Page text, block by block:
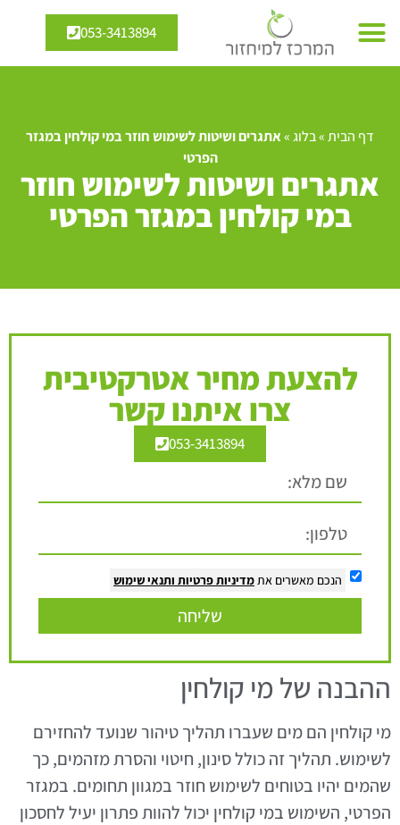
053-3413894
דף הבית»בלוג»אתגרים ושיטות לשימוש חוזר במי קולחין במגזר
הפרטי
אתגרים ושיטות לשימוש חוזר
במי קולחין במגזר הפרטי
להצעת מחיר אטרקטיבית
צרו איתנו קשר
053-3413894
הנכם מאשרים את מדיניות פרטיות ותנאי שימוש
שליחה
ההבנה של מי קולחין
מי קולחין הם מים שעברו תהליך טיהור שנועד להחזירם
לשימוש. תהליך זה כולל סינון, חיטוי והסרת מזהמים, כך
שהמים יהיו בטוחים לשימוש חוזר במגוון תחומים. במגזר
הפרטי, השימוש במי קולחין יכול להוות פתרון יעיל לחסכון